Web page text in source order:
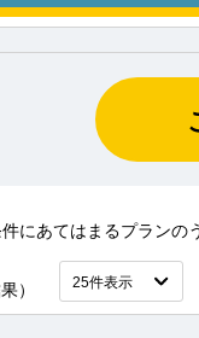
にあてはまるプランの
）